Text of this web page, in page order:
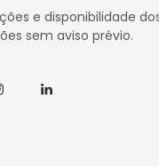
e disponibilidade
sem aviso prévio.
Linkedin